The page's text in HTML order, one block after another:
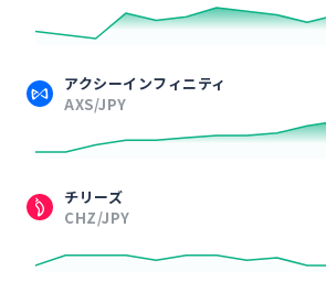
アクシーインフィニティ
AXS/JPY
チリーズ
CHZ/JPY